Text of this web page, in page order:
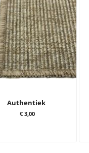
Authentiek
€ 3,00